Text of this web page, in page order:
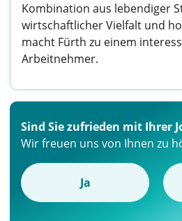
Kombination aus lebendiger
wirtschaftlicher Vielfalt und
macht Fürth zu einem
Arbeitnehmer.
Sind Sie zufrieden mit Ihrer
Wir freuen uns von Ihnen zu
Ja